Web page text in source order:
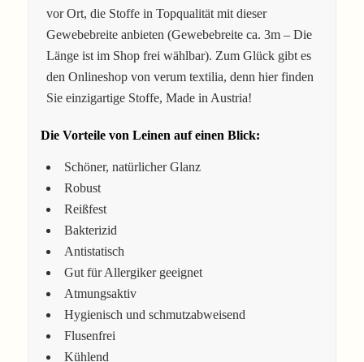
vor Ort, die Stoffe in Topqualität mit dieser
Gewebebreite anbieten (Gewebebreite ca. 3m – Die
Länge ist im Shop frei wählbar). Zum Glück gibt es
den Onlineshop von verum textilia, denn hier finden
Sie einzigartige Stoffe, Made in Austria!
Die Vorteile von Leinen auf einen Blick:
Schöner, natürlicher Glanz
Robust
Reißfest
Bakterizid
Antistatisch
Gut für Allergiker geeignet
Atmungsaktiv
Hygienisch und schmutzabweisend
Flusenfrei
Kühlend